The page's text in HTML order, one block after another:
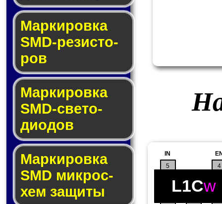
Маркировка
SMD-ре­зис­то­
ров
Маркировка
SMD-све­то­
дио­дов
Мар­ки­ров­ка
SMD мик­рос­
хем защиты
4
5
IN
L1Cw